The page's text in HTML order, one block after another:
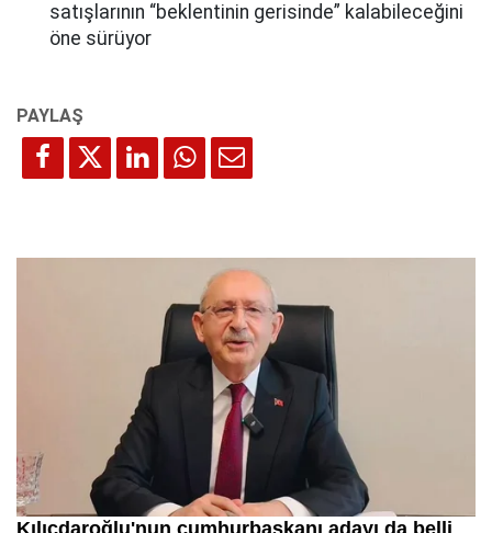
satışlarının “beklentinin gerisinde” kalabileceğini
öne sürüyor